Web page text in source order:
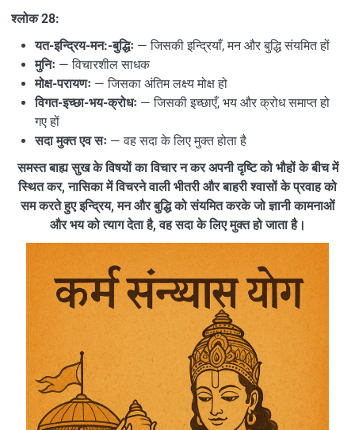
श्लोक 28:
यत-इन्द्रिय-मन:-बुद्धिः — जिसकी इन्द्रियाँ, मन और बुद्धि संयमित हों
मुनिः — विचारशील साधक
मोक्ष-परायणः — जिसका अंतिम लक्ष्य मोक्ष हो
विगत-इच्छा-भय-क्रोधः — जिसकी इच्छाएँ, भय और क्रोध समाप्त हो
गए हों
सदा मुक्त एव सः — वह सदा के लिए मुक्त होता है
समस्त बाह्य सुख के विषयों का विचार न कर अपनी दृष्टि को भौहों के बीच में
स्थित कर, नासिका में विचरने वाली भीतरी और बाहरी श्वासों के प्रवाह को
सम करते हुए इन्द्रिय, मन और बुद्धि को संयमित करके जो ज्ञानी कामनाओं
और भय को त्याग देता है, वह सदा के लिए मुक्त हो जाता है।